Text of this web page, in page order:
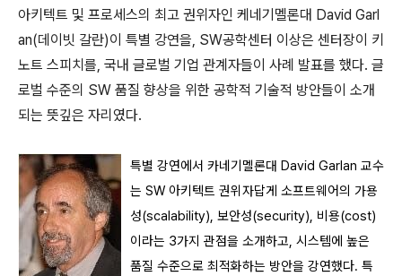
아키텍트 및 프로세스의 최고 권위자인 케네기멜론대 David Garl
an(데이빗 갈란)이 특별 강연을, SW공학센터 이상은 센터장이 키
노트 스피치를, 국내 글로벌 기업 관계자들이 사례 발표를 했다. 글
로벌 수준의 SW 품질 향상을 위한 공학적 기술적 방안들이 소개
되는 뜻깊은 자리였다.
특별 강연에서 카네기멜론대 David Garlan 교수
는 SW 아키텍트 권위자답게 소프트웨어의 가용
성(scalability), 보안성(security), 비용(cost)
이라는 3가지 관점을 소개하고, 시스템에 높은
품질 수준으로 최적화하는 방안을 강연했다. 특